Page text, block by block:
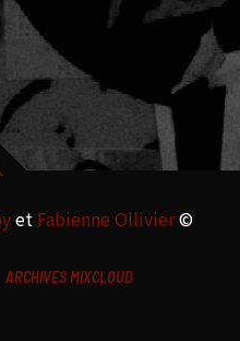
et Fabienne Ollivier©
ARCHIVES MIXCLOUD